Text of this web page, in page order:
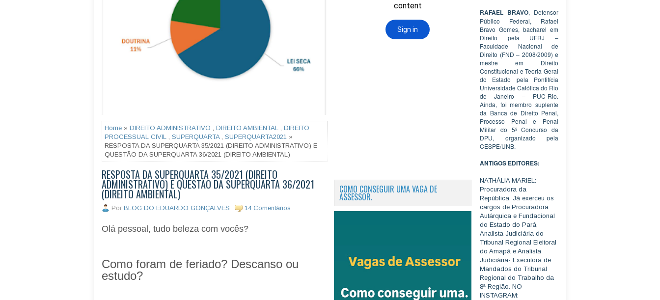
Home » DIREITO ADMINISTRATIVO , DIREITO AMBIENTAL , DIREITO
PROCESSUAL CIVIL , SUPERQUARTA, SUPERQUARTA2021 »
RESPOSTA DA SUPERQUARTA 35/2021 (DIREITO ADMINISTRATIVO) E
QUESTÃO DA SUPERQUARTA 36/2021 (DIREITO AMBIENTAL)
RESPOSTA DA SUPERQUARTA 35/2021 (DIREITO
ADMINISTRATIVO) E QUESTÃO DA SUPERQUARTA 36/2021
(DIREITO AMBIENTAL)
Por BLOG DO EDUARDO GONÇALVES 14 Comentários
Olá pessoal, tudo beleza com vocês?
Como foram de feriado? Descanso ou
estudo?
COMO CONSEGUIR UMA VAGA DE
ASSESSOR.
RAFAEL BRAVO, Defensor
Público Federal, Rafael
Bravo Gomes, bacharel em
Direito pela UFRJ –
Faculdade Nacional de
Direito (FND – 2008/2009) e
mestre em Direito
Constitucional e Teoria Geral
do Estado pela Pontifícia
Universidade Católica do Rio
de Janeiro – PUC-Rio.
Ainda, foi membro suplente
da Banca de Direito Penal,
Processo Penal e Penal
Militar do 5º Concurso da
DPU, organizado pela
CESPE/UNB.
ANTIGOS EDITORES:
NATHÁLIA MARIEL:
Procuradora da
República. Já exerceu os
cargos de Procuradora
Autárquica e Fundacional
do Estado do Pará,
Analista Judiciária do
Tribunal Regional Eleitoral
do Amapá e Analista
Judiciária- Executora de
Mandados do Tribunal
Regional do Trabalho da
8ª Região. NO
INSTAGRAM: